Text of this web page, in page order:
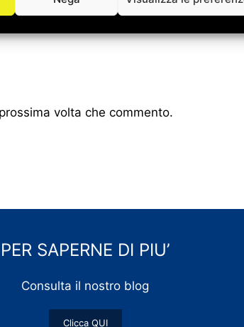
volta che commento.
PER SAPERNE DI PIU’
Consulta il nostro blog
Clicca QUI